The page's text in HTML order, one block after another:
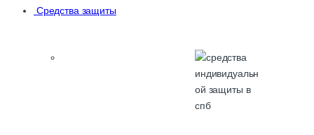
Средства защиты